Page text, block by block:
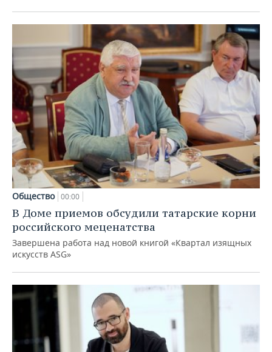
Общество 00:00
В Доме приемов обсудили татарские корни
российского меценатства
Завершена работа над новой книгой «Квартал изящных
искусств ASG»